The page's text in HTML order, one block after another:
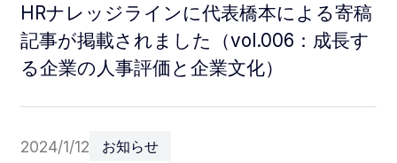
HRナレッジラインに代表橋本による寄稿
記事が掲載されました（vol.006：成長す
る企業の人事評価と企業文化）
2024/1/12 お知らせ